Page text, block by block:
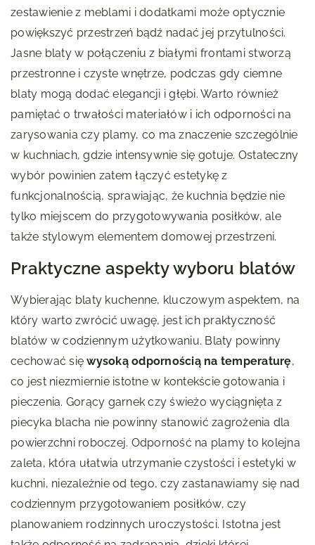
zestawienie z meblami i dodatkami może optycznie
powiększyć przestrzeń bądź nadać jej przytulności.
Jasne blaty w połączeniu z białymi frontami stworzą
przestronne i czyste wnętrze, podczas gdy ciemne
blaty mogą dodać elegancji i głębi. Warto również
pamiętać o trwałości materiałów i ich odporności na
zarysowania czy plamy, co ma znaczenie szczególnie
w kuchniach, gdzie intensywnie się gotuje. Ostateczny
wybór powinien zatem łączyć estetykę z
funkcjonalnością, sprawiając, że kuchnia będzie nie
tylko miejscem do przygotowywania posiłków, ale
także stylowym elementem domowej przestrzeni.
Praktyczne aspekty wyboru blatów
Wybierając blaty kuchenne, kluczowym aspektem, na
który warto zwrócić uwagę, jest ich praktyczność
blatów w codziennym użytkowaniu. Blaty powinny
cechować sięwysoką odpornością na temperaturę,
co jest niezmiernie istotne w kontekście gotowania i
pieczenia. Gorący garnek czy świeżo wyciągnięta z
piecyka blacha nie powinny stanowić zagrożenia dla
powierzchni roboczej. Odporność na plamy to kolejna
zaleta, która ułatwia utrzymanie czystości i estetyki w
kuchni, niezależnie od tego, czy zastanawiamy się nad
codziennym przygotowaniem posiłków, czy
planowaniem rodzinnych uroczystości. Istotna jest